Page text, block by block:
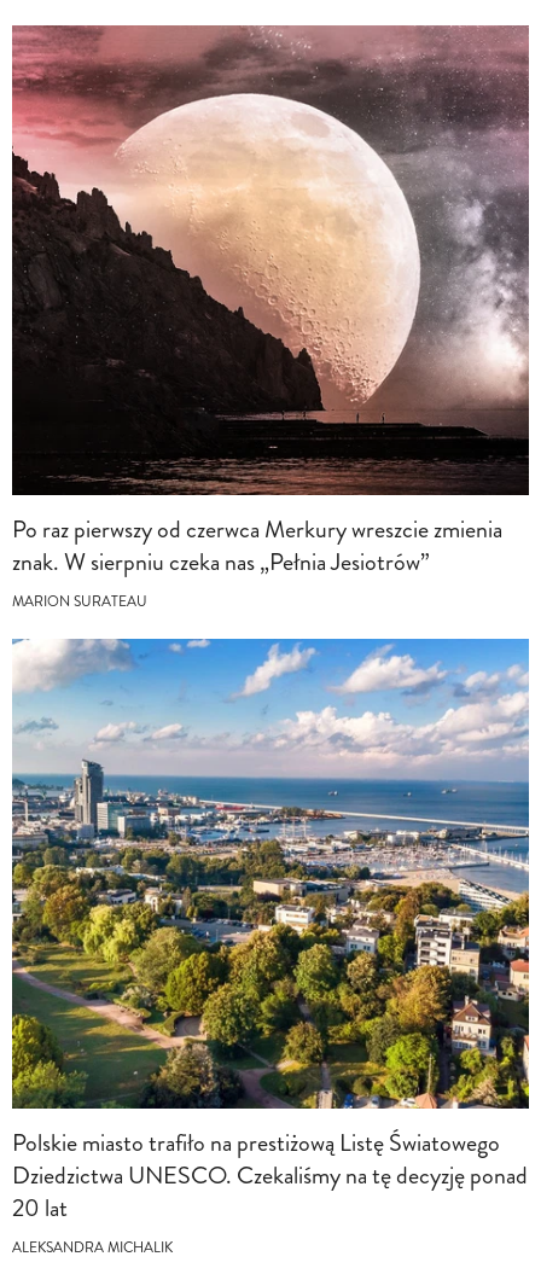
Po raz pierwszy od czerwca Merkury wreszcie zmienia
znak. W sierpniu czeka nas „Pełnia Jesiotrów”
MARION SURATEAU
Polskie miasto trafiło na prestiżową Listę Światowego
Dziedzictwa UNESCO. Czekaliśmy na tę decyzję ponad
20 lat
ALEKSANDRA MICHALIK